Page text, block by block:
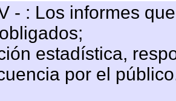
- : Los informes
estadística,
por el